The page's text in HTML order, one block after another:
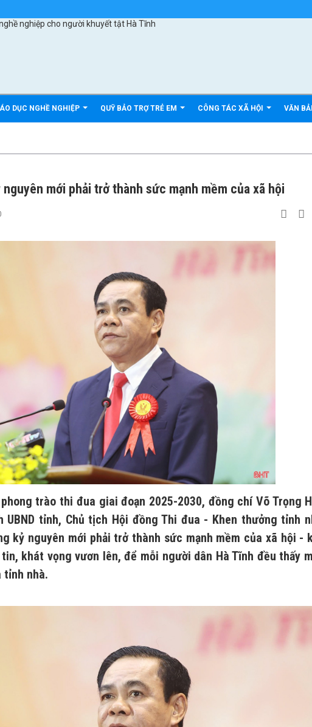
DỤC NGHỀ NGHIỆP QUỸ BẢO TRỢ TRẺ EM CÔNG TÁC XÃ HỘI VĂN
mới phải trở thành sức mạnh mềm của xã hội
trào thi đua giai đoạn 2025-2030, đồng chí Võ Trọng
UBND tỉnh, Chủ tịch Hội đồng Thi đua - Khen thưởng tỉnh
kỷ nguyên mới phải trở thành sức mạnh mềm của xã hội -
khát vọng vươn lên, để mỗi người dân Hà Tĩnh đều thấy
tỉnh nhà.